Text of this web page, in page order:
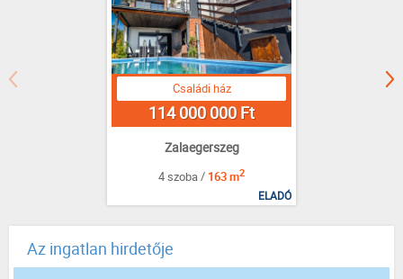
Családi ház
114 000 000 Ft
Zalaegerszeg
4 szoba / 163 m2
ELADÓ
Az ingatlan hirdetője